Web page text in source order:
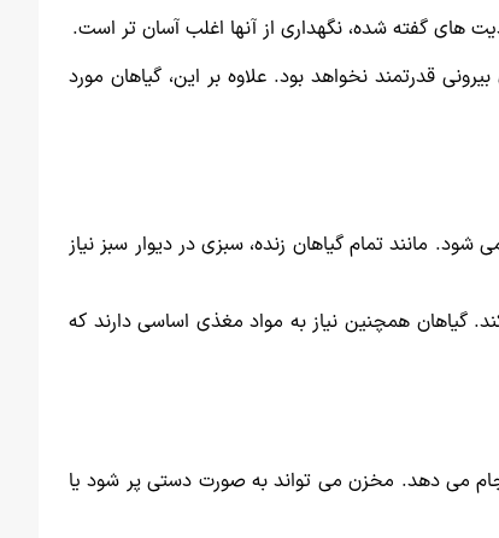
های گفته شده، نگهداری از آنها اغلب آسان تر است.
قدرتمند نخواهد بود. علاوه بر این، گیاهان مورد
شود. مانند تمام گیاهان زنده، سبزی در دیوار سبز نیاز
گیاهان همچنین نیاز به مواد مغذی اساسی دارند که
می دهد. مخزن می تواند به صورت دستی پر شود یا